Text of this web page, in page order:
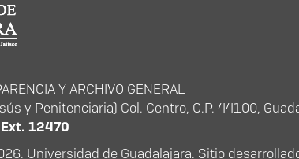
Y ARCHIVO GENERAL
y Penitenciaria) Col. Centro, C.P. 44100,
12470
Universidad de Guadalajara. Sitio